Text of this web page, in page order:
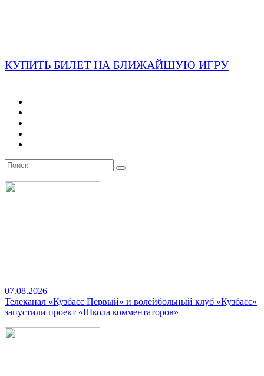
КУПИТЬ БИЛЕТ НА БЛИЖАЙШУЮ ИГРУ
07.08.2026
Телеканал «Кузбасс Первый» и волейбольный клуб «Кузбасс»
запустили проект «Школа комментаторов»